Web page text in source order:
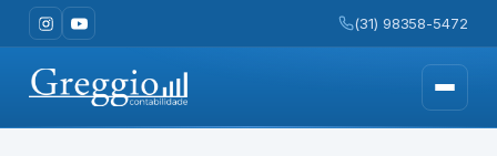
(31) 98358-5472